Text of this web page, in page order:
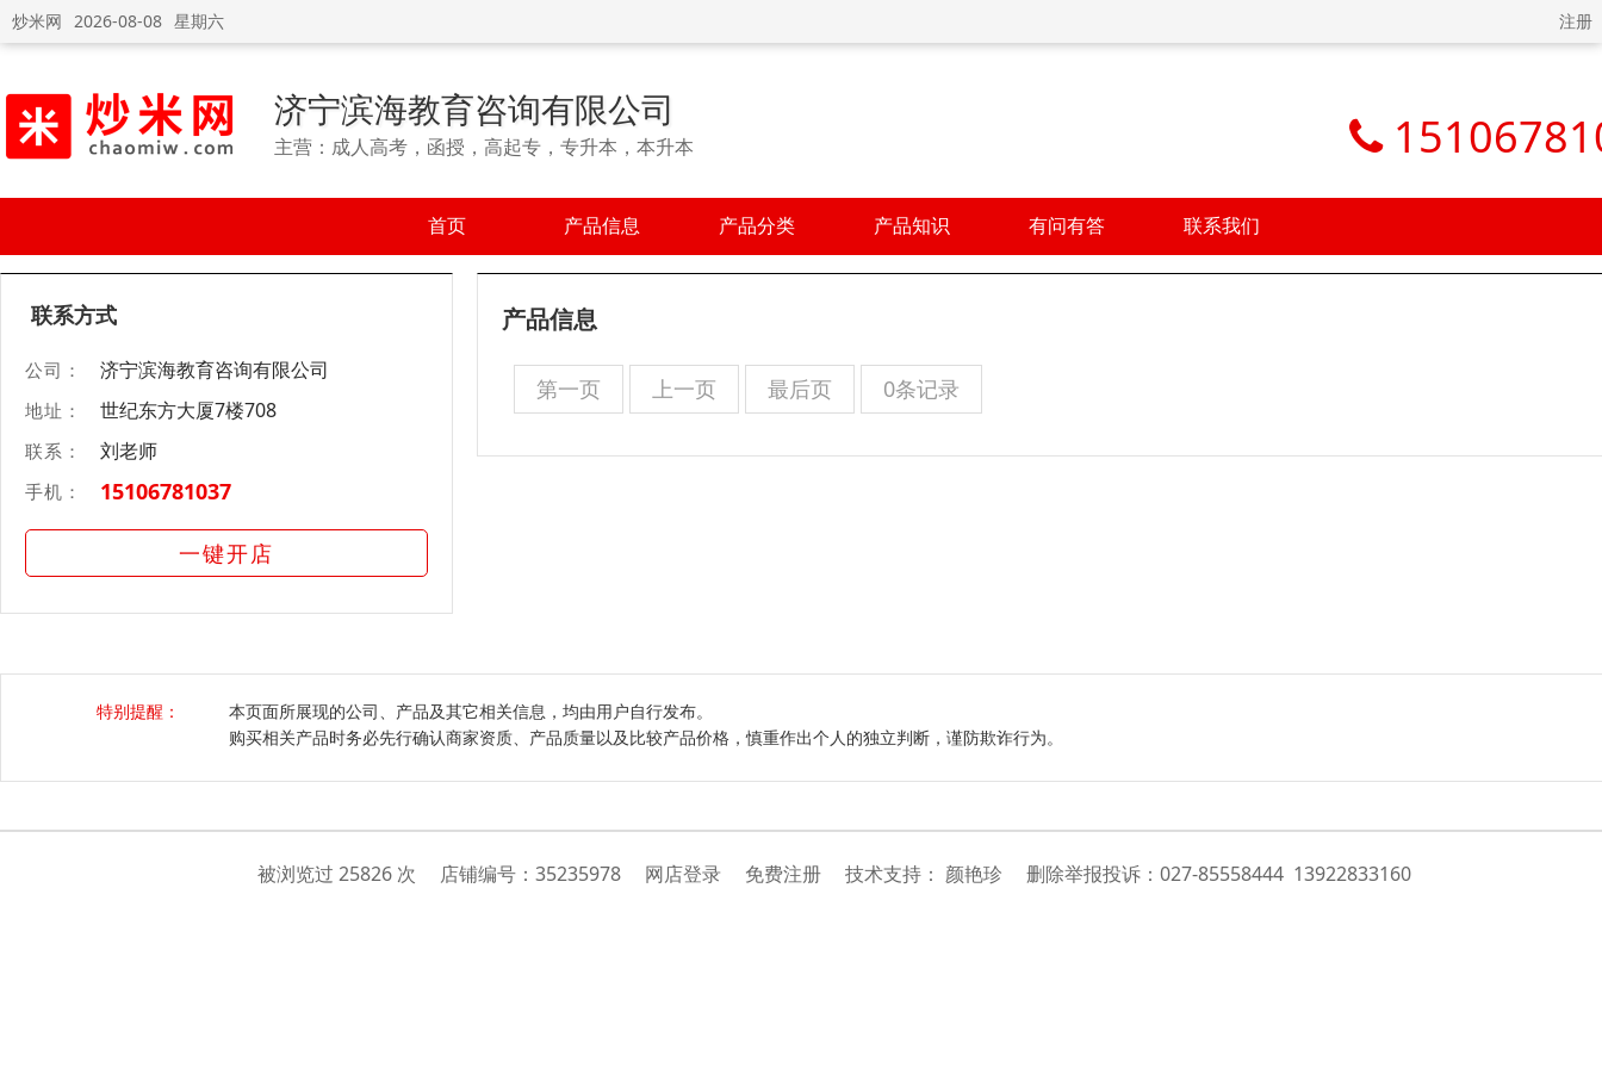
炒米网 2026-08-08 星期六 注册
济宁滨海教育咨询有限公司
主营：成人高考，函授，高起专，专升本，本升本
首页 产品信息 产品分类 产品知识 有问有答 联系我们
联系方式
公司： 济宁滨海教育咨询有限公司
地址： 世纪东方大厦7楼708
联系： 刘老师
手机： 15106781037
一键开店
产品信息
第一页 上一页 最后页 0条记录
特别提醒：
本页面所展现的公司、产品及其它相关信息，均由用户自行发布。
购买相关产品时务必先行确认商家资质、产品质量以及比较产品价格，慎重作出个人的独立判断，谨防欺诈行为。
被浏览过 25826 次 店铺编号： 35235978 网店登录 免费注册 技术支持 ： 颜艳珍 删除举报投诉：027-85558444 13922833160